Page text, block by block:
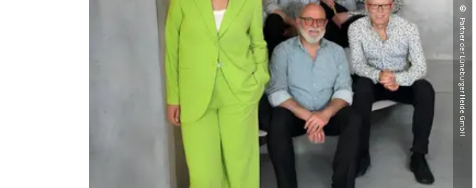
©
Partner der Lüneburger Heide GmbH